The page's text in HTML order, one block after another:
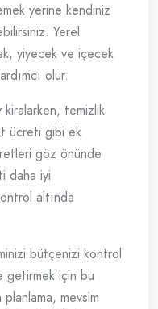
yerine kendiniz
Yerel
yiyecek ve içecek
olur.
temizlik
ücreti gibi ek
göz önünde
daha iyi
altında
bütçenizi kontrol
getirmek için bu
mevsim